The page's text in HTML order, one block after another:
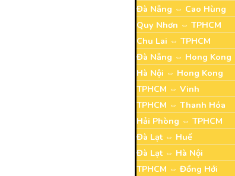
Đà Nẵng ⇔ Cao Hùng
Quy Nhơn ⇔ TPHCM
Chu Lai ⇔ TPHCM
Đà Nẵng ⇔ Hong Kong
Hà Nội ⇔ Hong Kong
TPHCM ⇔ Vinh
TPHCM ⇔ Thanh Hóa
Hải Phòng ⇔ TPHCM
Đà Lạt ⇔ Huế
Đà Lạt ⇔ Hà Nội
TPHCM ⇔ Đồng Hới